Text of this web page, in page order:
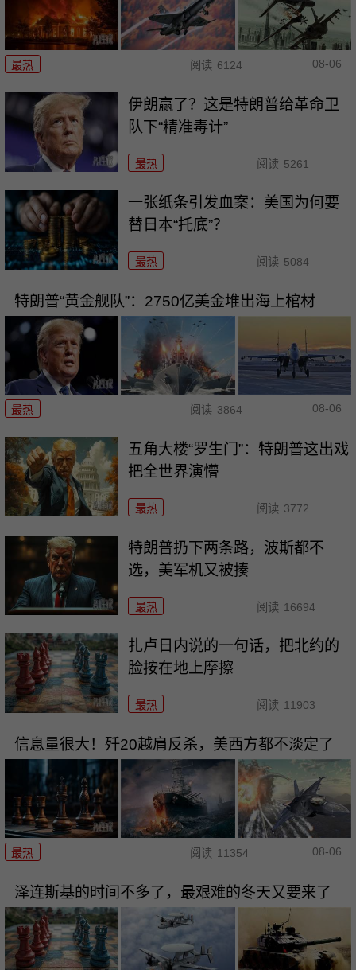
最热 阅读 6124 08-06
伊朗赢了？这是特朗普给革命卫
队下“精准毒计”
最热 阅读 5261
一张纸条引发血案：美国为何要
替日本“托底”？
最热 阅读 5084
特朗普“黄金舰队”：2750亿美金堆出海上棺材
最热 阅读 3864 08-06
五角大楼“罗生门”：特朗普这出戏
把全世界演懵
最热 阅读 3772
特朗普扔下两条路，波斯都不
选，美军机又被揍
最热 阅读 16694
扎卢日内说的一句话，把北约的
脸按在地上摩擦
最热 阅读 11903
信息量很大！歼20越肩反杀，美西方都不淡定了
最热 阅读 11354 08-06
泽连斯基的时间不多了，最艰难的冬天又要来了